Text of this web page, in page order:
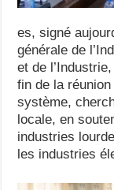
es, signé
générale de
et de
fin de la
système,
locale, en
industries
les industries